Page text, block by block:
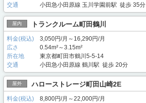
交通
小田急小田原線 玉川学園前駅 徒歩 35分
屋内 トランクルーム町田鶴川
料金(税込)
3,050円/月～16,290円/月
広さ
0.54m²～3.15m²
所在地
東京都町田市鶴川5-5-14
交通
小田急小田原線 鶴川駅 徒歩 20分
屋外 ハローストレージ町田山崎2E
料金(税込)
8,800円/月～22,000円/月